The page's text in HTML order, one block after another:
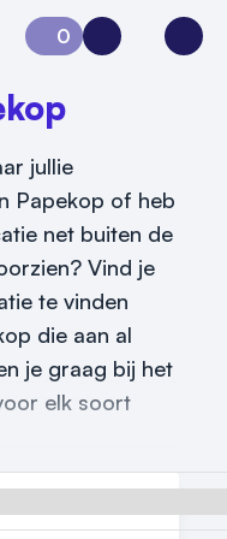
0
Aanvraag 0Inloggen
jullie
Papekop of heb
net buiten de
Vind je
te vinden
die aan al
je graag bij het
elk soort